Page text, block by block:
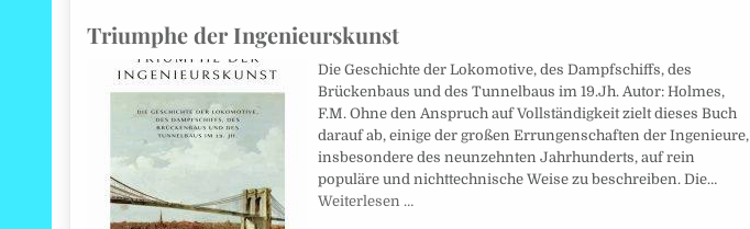
Triumphe der Ingenieurskunst
Die Geschichte der Lokomotive, des Dampfschiffs, des
Brückenbaus und des Tunnelbaus im 19.Jh. Autor: Holmes,
F.M. Ohne den Anspruch auf Vollständigkeit zielt dieses Buch
darauf ab, einige der großen Errungenschaften der Ingenieure,
insbesondere des neunzehnten Jahrhunderts, auf rein
populäre und nichttechnische Weise zu beschreiben. Die…
Weiterlesen …